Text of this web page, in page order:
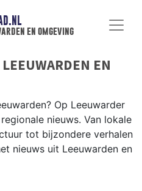
en omgeving
EN
Op Leeuwarder
nieuws. Van lokale
tot bijzondere verhalen
nieuws uit Leeuwarden en